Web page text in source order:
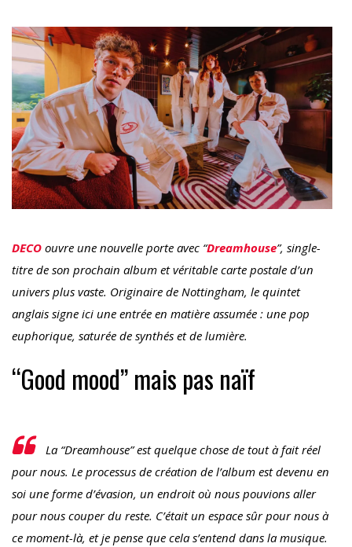
DECO ouvre une nouvelle porte avec “Dreamhouse”, single-
titre de son prochain album et véritable carte postale d’un
univers plus vaste. Originaire de Nottingham, le quintet
anglais signe ici une entrée en matière assumée : une pop
euphorique, saturée de synthés et de lumière.
“Good mood” mais pas naïf
La “Dreamhouse” est quelque chose de tout à fait réel
pour nous. Le processus de création de l’album est devenu en
soi une forme d’évasion, un endroit où nous pouvions aller
pour nous couper du reste. C’était un espace sûr pour nous à
ce moment-là, et je pense que cela s’entend dans la musique.